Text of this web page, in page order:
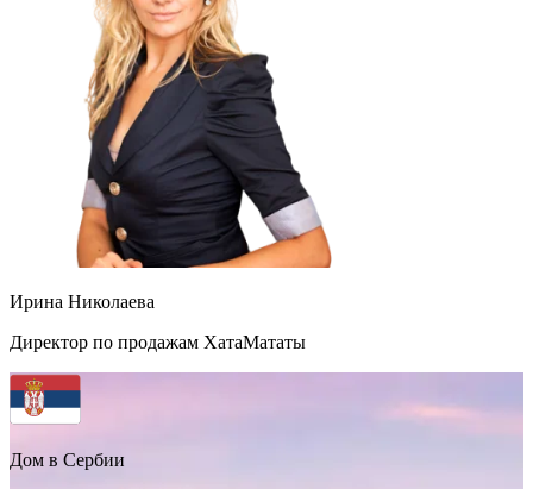
Ирина Николаева
Директор по продажам ХатаМататы
Дом в Сербии